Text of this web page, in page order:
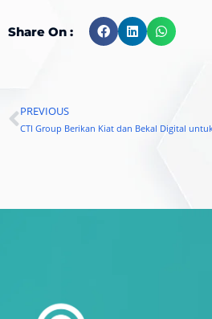
Share On :
Prev
PREVIOUS
CTI Group Berikan Kiat dan Bekal Digital